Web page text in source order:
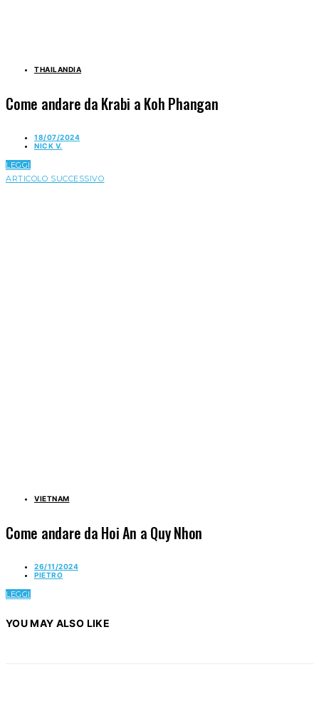
THAILANDIA
Come andare da Krabi a Koh Phangan
18/07/2024
NICK V.
LEGGI
ARTICOLO SUCCESSIVO
VIETNAM
Come andare da Hoi An a Quy Nhon
26/11/2024
PIETRO
LEGGI
YOU MAY ALSO LIKE